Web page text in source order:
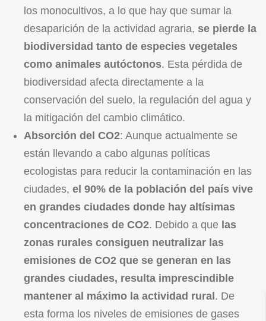
los monocultivos, a lo que hay que sumar la
desaparición de la actividad agraria, se pierde la
biodiversidad tanto de especies vegetales
como animales autóctonos. Esta pérdida de
biodiversidad afecta directamente a la
conservación del suelo, la regulación del agua y
la mitigación del cambio climático.
Absorción del CO2: Aunque actualmente se
están llevando a cabo algunas políticas
ecologistas para reducir la contaminación en las
ciudades, el 90% de la población del país vive
en grandes ciudades donde hay altísimas
concentraciones de CO2. Debido a que las
zonas rurales consiguen neutralizar las
emisiones de CO2 que se generan en las
grandes ciudades, resulta imprescindible
mantener al máximo la actividad rural . De
esta forma los niveles de emisiones de gases